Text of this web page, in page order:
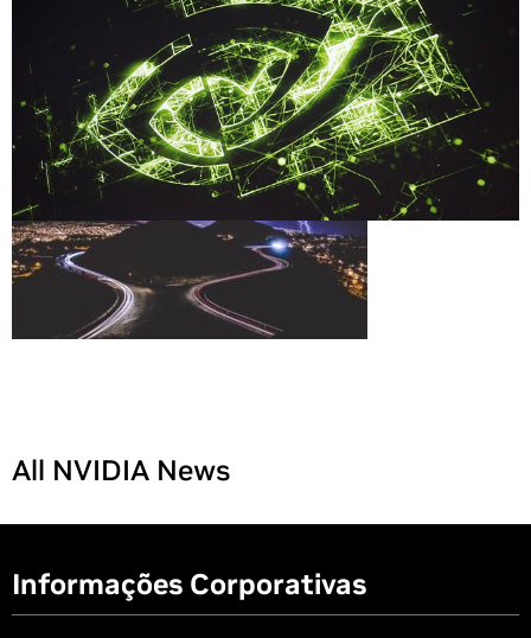
All NVIDIA News
Informações Corporativas